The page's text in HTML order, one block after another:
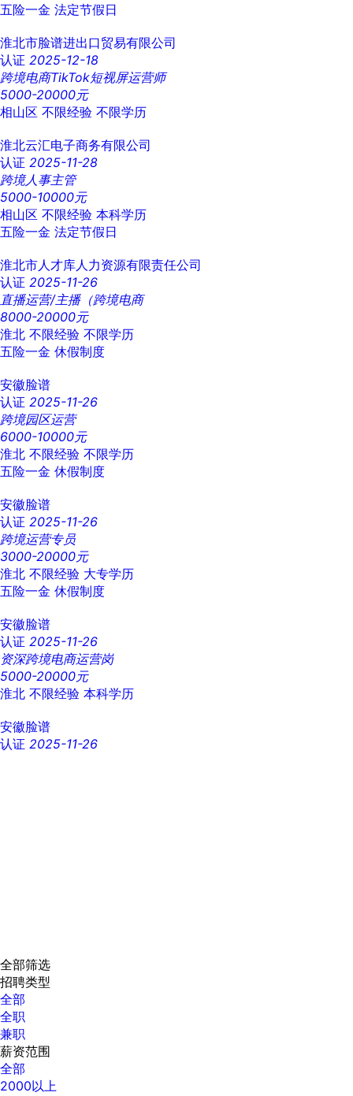
五险一金 法定节假日
淮北市脸谱进出口贸易有限公司
认证 2025-12-18
跨境电商TikTok短视屏运营师
5000-20000元
相山区 不限经验 不限学历
淮北云汇电子商务有限公司
认证 2025-11-28
跨境人事主管
5000-10000元
相山区 不限经验 本科学历
五险一金 法定节假日
淮北市人才库人力资源有限责任公司
认证 2025-11-26
直播运营/主播（跨境电商
8000-20000元
淮北 不限经验 不限学历
五险一金 休假制度
安徽脸谱
认证 2025-11-26
跨境园区运营
6000-10000元
淮北 不限经验 不限学历
五险一金 休假制度
安徽脸谱
认证 2025-11-26
跨境运营专员
3000-20000元
淮北 不限经验 大专学历
五险一金 休假制度
安徽脸谱
认证 2025-11-26
资深跨境电商运营岗
5000-20000元
淮北 不限经验 本科学历
安徽脸谱
认证 2025-11-26
全部筛选
招聘类型
全部
全职
兼职
薪资范围
全部
2000以上